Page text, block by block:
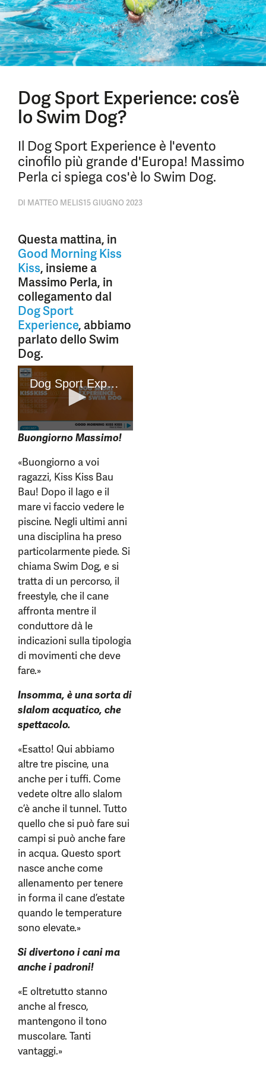
Dog Sport Experience: cos’è
lo Swim Dog?
Il Dog Sport Experience è l'evento
cinofilo più grande d'Europa! Massimo
Perla ci spiega cos'è lo Swim Dog.
DI MATTEO MELIS15 GIUGNO 2023
Questa mattina, in
Good Morning Kiss
Kiss, insieme a
Massimo Perla, in
collegamento dal
Dog Sport
Experience, abbiamo
parlato dello Swim
Dog.
Buongiorno Massimo!
«Buongiorno a voi
ragazzi, Kiss Kiss Bau
Bau! Dopo il lago e il
mare vi faccio vedere le
piscine. Negli ultimi anni
una disciplina ha preso
particolarmente piede. Si
chiama Swim Dog, e si
tratta di un percorso, il
freestyle, che il cane
affronta mentre il
conduttore dà le
indicazioni sulla tipologia
di movimenti che deve
fare.»
Insomma, è una sorta di
slalom acquatico, che
spettacolo.
«Esatto! Qui abbiamo
altre tre piscine, una
anche per i tuffi. Come
vedete oltre allo slalom
c’è anche il tunnel. Tutto
quello che si può fare sui
campi si può anche fare
in acqua. Questo sport
nasce anche come
allenamento per tenere
in forma il cane d’estate
quando le temperature
sono elevate.»
Si divertono i cani ma
anche i padroni!
«E oltretutto stanno
anche al fresco,
mantengono il tono
muscolare. Tanti
vantaggi.»